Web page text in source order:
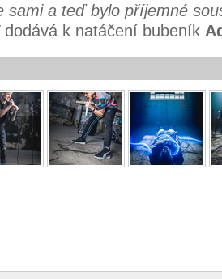
sami a teď bylo příjemné
dodává k natáčení bubeník